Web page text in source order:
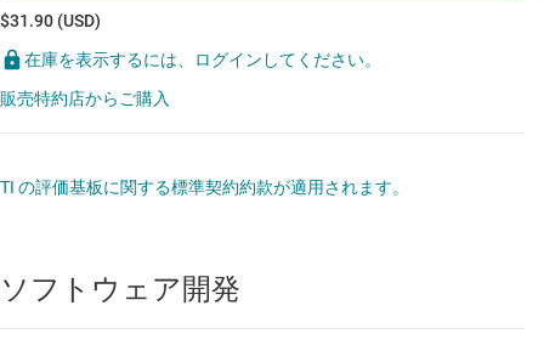
$31.90 (USD)
在庫を表示するには、ログインしてください。
販売特約店からご購入
TI の評価基板に関する標準契約約款が適用されます。
ソフトウェア開発